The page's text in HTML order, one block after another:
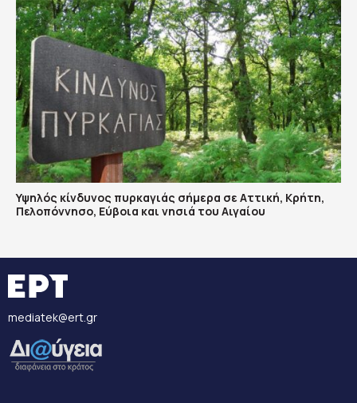
Υψηλός κίνδυνος πυρκαγιάς σήμερα σε Αττική, Κρήτη,
Πελοπόννησο, Εύβοια και νησιά του Αιγαίου
mediatek@ert.gr